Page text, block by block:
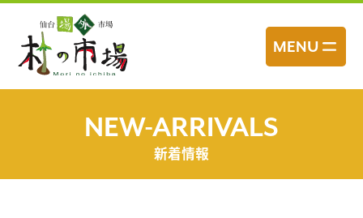
ッ
MENU
NEW-ARRIVALS
新着情報